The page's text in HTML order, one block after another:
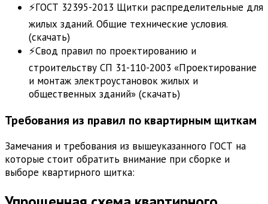
⚡ГОСТ 32395-2013 Щитки распределительные для
жилых зданий. Общие технические условия.
(скачать)
⚡Свод правил по проектированию и
строительству СП 31-110-2003 «Проектирование
и монтаж электроустановок жилых и
общественных зданий» (скачать)
Требования из правил по квартирным щиткам
Замечания и требования из вышеуказанного ГОСТ на
которые стоит обратить внимание при сборке и
выборе квартирного щитка: